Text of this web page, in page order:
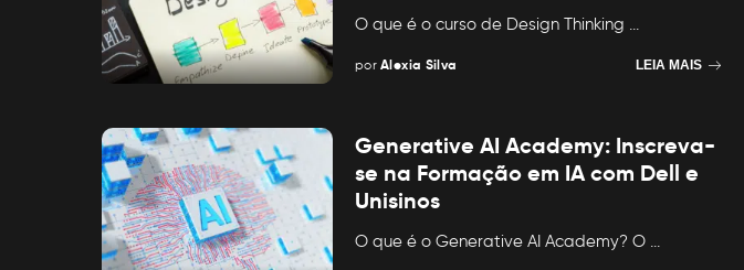
O que é o curso de Design Thinking ...
Posted
por Alexia Silva LEIA MAIS
Generative AI Academy: Inscreva-
se na Formação em IA com Dell e
Unisinos
O que é o Generative AI Academy? O ...